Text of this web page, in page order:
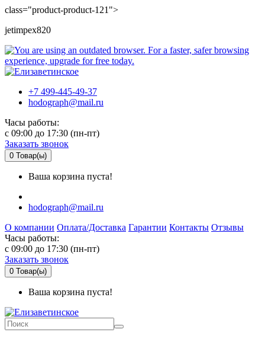
class="product-product-121">
jetimpex820
+7 499-445-49-37
hodograph@mail.ru
Часы работы:
c 09:00 до 17:30 (пн-пт)
Заказать звонок
0 Товар(ы)
Ваша корзина пуста!
hodograph@mail.ru
О компании Оплата/Доставка Гарантии Контакты Отзывы
Часы работы:
c 09:00 до 17:30 (пн-пт)
Заказать звонок
0 Товар(ы)
Ваша корзина пуста!